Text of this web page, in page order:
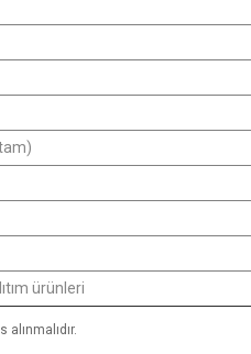
ürünleri